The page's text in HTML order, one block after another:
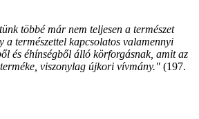
többé már nem teljesen a természet
a természettel kapcsolatos valamennyi
és éhínségből álló körforgásnak, amit az
viszonylag újkori vívmány." (197.